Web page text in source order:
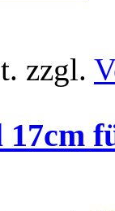
zzgl.
17cm